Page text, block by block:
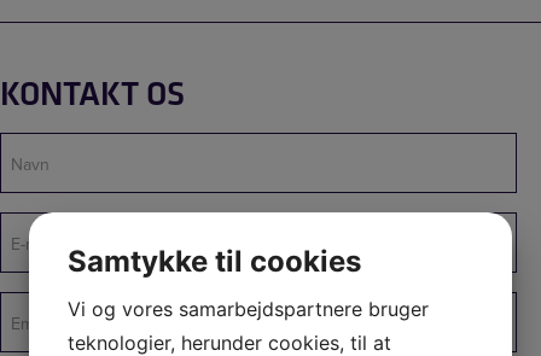
KONTAKT OS
Navn
(Påkrævet)
E-
mail
(Påkrævet)
Emne
(Påkrævet)
Samtykke til cookies
Vi og vores samarbejdspartnere bruger
teknologier, herunder cookies, til at